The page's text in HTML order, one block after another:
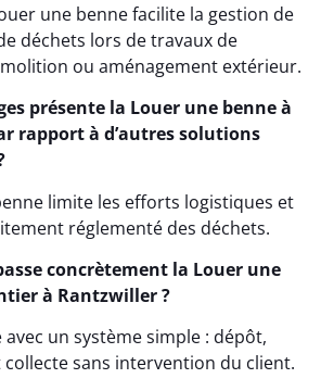
une benne facilite la gestion de
déchets lors de travaux de
ou aménagement extérieur.
présente la Louer une benne à
rapport à d’autres solutions
limite les efforts logistiques et
réglementé des déchets.
concrètement la Louer une
à Rantzwiller ?
un système simple : dépôt,
collecte sans intervention du client.